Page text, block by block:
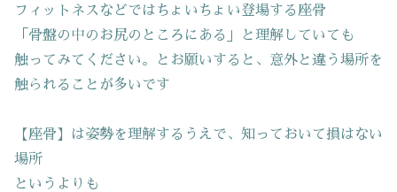
フィットネスなどではちょいちょい登場する座骨
「骨盤の中のお尻のところにある」と理解していても
触ってみてください。とお願いすると、意外と違う場所を
触られることが多いです
【座骨】は姿勢を理解するうえで、知っておいて損はない
場所
というよりも